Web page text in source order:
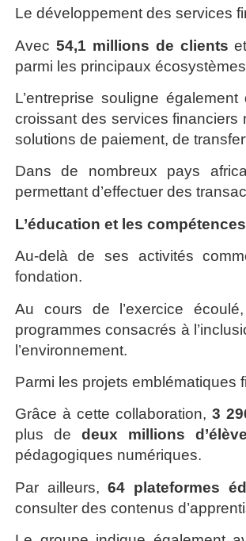
Le développement des services
Avec 54,1 millions de clients
parmi les principaux
L’entreprise souligne
croissant des services financiers
solutions de paiement, de
Dans de nombreux pays
permettant d’effectuer des
L’éducation et les
Au-delà de ses activités
fondation.
Au cours de l’exercice
programmes consacrés à
l’environnement.
Parmi les projets emblématiques
Grâce à cette collaboration,3
plus dedeux millions
pédagogiques numériques.
Par ailleurs,64 plateformes
consulter des contenus